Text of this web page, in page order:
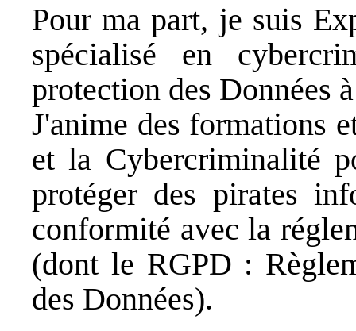
Pour ma part, je suis
spécialisé en
protection des Données
J'anime des formations
et la Cybercriminalité
protéger des pirates
conformité avec la
(dont le RGPD :
des Données).